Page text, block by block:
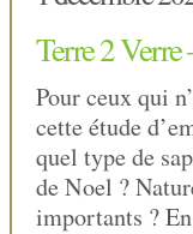
Terre 2
Pour ceux qui
cette étude
quel type de
de Noel ?
importants ?